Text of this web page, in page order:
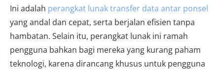
Ini adalah perangkat lunak transfer data antar ponsel
yang andal dan cepat, serta berjalan efisien tanpa
hambatan. Selain itu, perangkat lunak ini ramah
pengguna bahkan bagi mereka yang kurang paham
teknologi, karena dirancang khusus untuk pengguna